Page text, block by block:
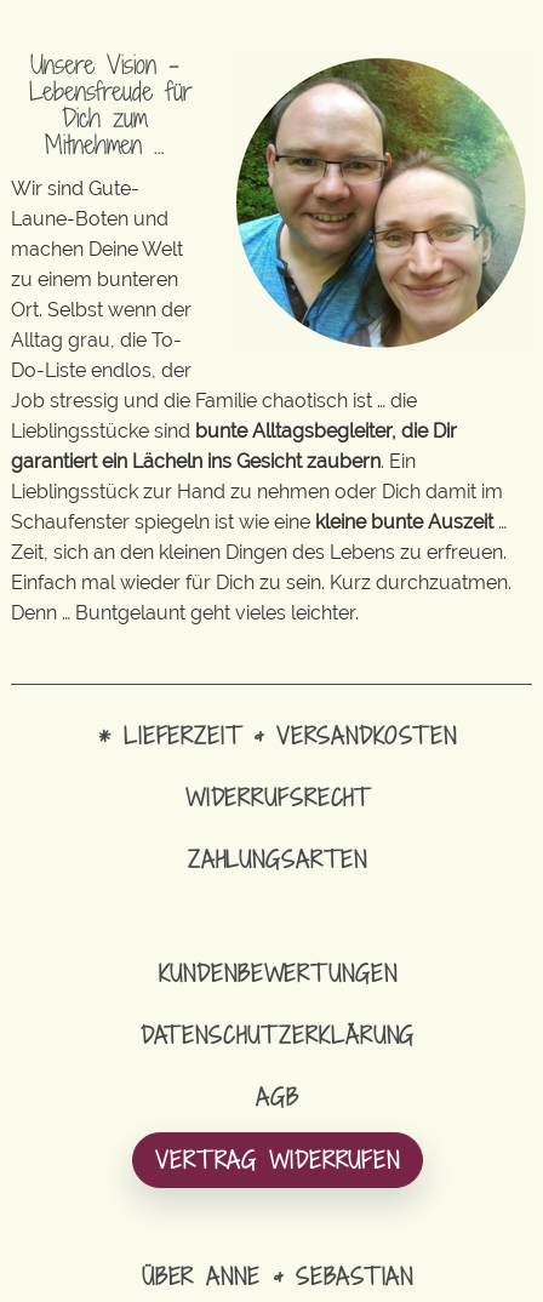
Unsere Vision –
Lebensfreude für
Dich zum
Mitnehmen …
Wir sind Gute-
Laune-Boten und
machen Deine Welt
zu einem bunteren
Ort. Selbst wenn der
Alltag grau, die To-
Do-Liste endlos, der
Job stressig und die Familie chaotisch ist … die
Lieblingsstücke sind bunte Alltagsbegleiter, die Dir
garantiert ein Lächeln ins Gesicht zaubern. Ein
Lieblingsstück zur Hand zu nehmen oder Dich damit im
Schaufenster spiegeln ist wie eine kleine bunte Auszeit…
Zeit, sich an den kleinen Dingen des Lebens zu erfreuen.
Einfach mal wieder für Dich zu sein. Kurz durchzuatmen.
Denn … Buntgelaunt geht vieles leichter.
* LIEFERZEIT & VERSANDKOSTEN
WIDERRUFSRECHT
ZAHLUNGSARTEN
KUNDENBEWERTUNGEN
DATENSCHUTZERKLÄRUNG
AGB
VERTRAG WIDERRUFEN
ÜBER ANNE & SEBASTIAN